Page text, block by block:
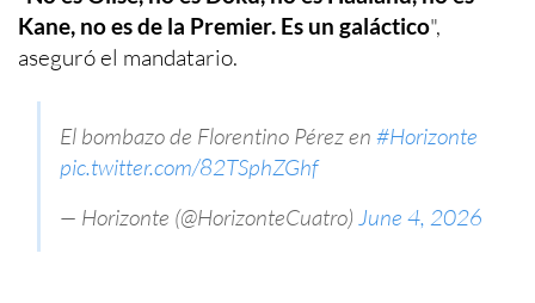
Kane, no es de la Premier. Es un galáctico",
aseguró el mandatario.
El bombazo de Florentino Pérez en #Horizonte
pic.twitter.com/82TSphZGhf
— Horizonte (@HorizonteCuatro) June 4, 2026